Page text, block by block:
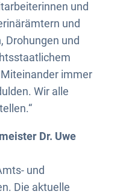
und
und
Drohungen und
immer
Wir alle
Dr. Uwe
und
Die aktuelle